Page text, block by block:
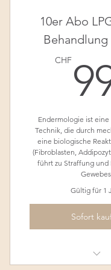
10er Abo
Behandlung
CHF
Endermologie ist
Technik, die durch
eine biologische
(Fibroblasten,
führt zu Straffung und
Gültig für 1
Sofort